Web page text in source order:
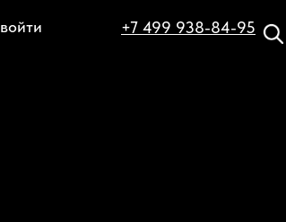
войти +7 499 938-84-95